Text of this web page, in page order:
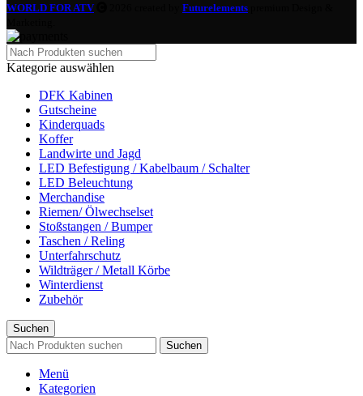
WORLD FOR ATV Futurelements
Kategorie auswählen
DFK Kabinen
Gutscheine
Kinderquads
Koffer
Landwirte und Jagd
LED Befestigung / Kabelbaum / Schalter
LED Beleuchtung
Merchandise
Riemen/ Ölwechselset
Stoßstangen / Bumper
Taschen / Reling
Unterfahrschutz
Wildträger / Metall Körbe
Winterdienst
Zubehör
Suchen
Suchen
Menü
Kategorien